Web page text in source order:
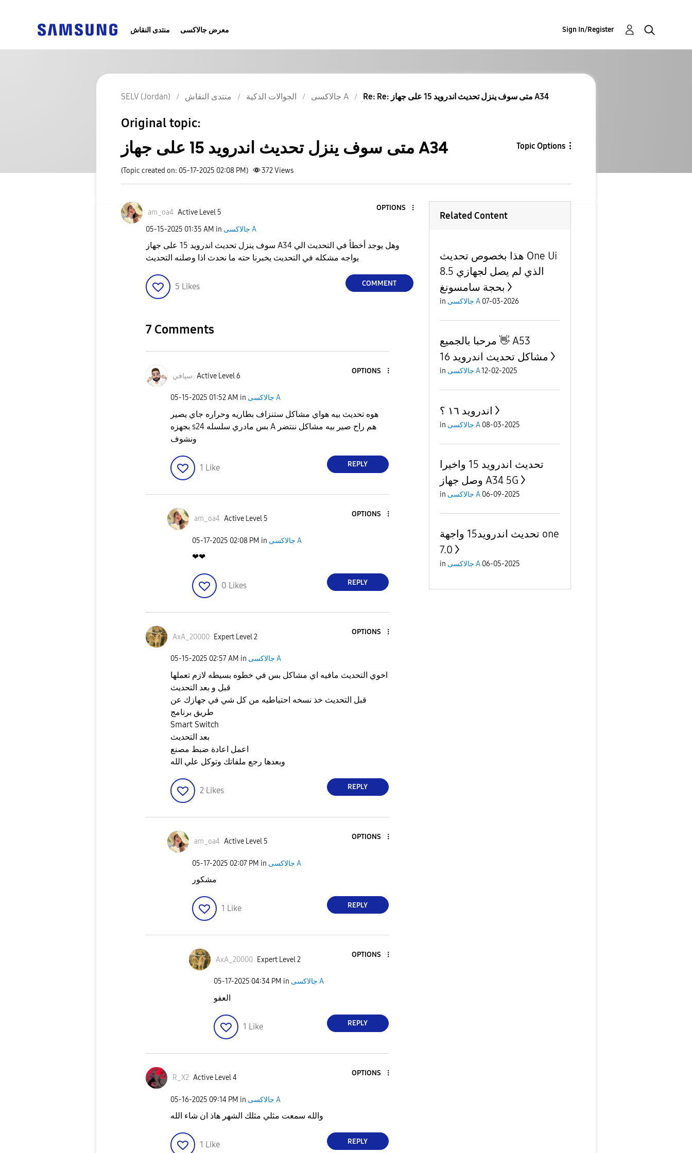
منتدى النقاش معرض جالاكسى Sign In/Register
SELV (Jordan) منتدى النقاش الجوالات الذكية جالاكسى A Re: Re: متى سوف ينزل تحديث اندرويد 15 على جهاز A34
Original topic:
متى سوف ينزل تحديث اندرويد 15 على جهاز A34 Topic Options
(Topic created on: 05-17-2025 02:08 PM) 372Views
am_oa4 Active Level 5
OPTIONS
‎05-15-2025 01:35 AM in جالاكسى A
سوف ينزل تحديث اندرويد 15 على جهاز A34 وهل يوجد أخطأ في التحديث الي
يواجه مشكله في التحديث يخبرنا حته ما نحدث اذا وصلنه التحديث
5 Likes COMMENT
7 Comments
سيافي Active Level 6
OPTIONS
‎05-15-2025 01:52 AM in جالاكسى A
هوه تحديث بيه هواي مشاكل ستنزاف بطاريه وحراره جاي يصير
بجهزه s24 بس مادري سلسله A هم راح صير بيه مشاكل ننتضر
ونشوف
1 Like REPLY
am_oa4 Active Level 5
OPTIONS
‎05-17-2025 02:08 PM in جالاكسى A
❤❤
0 Likes REPLY
AxA_20000 Expert Level 2
OPTIONS
‎05-15-2025 02:57 AM in جالاكسى A
اخوي التحديث مافيه اي مشاكل بس في خطوه بسيطه لازم تعملها
قبل و بعد التحديث
قبل التحديث خذ نسخه احتياطيه من كل شي في جهازك عن
طريق برنامج
Smart Switch
بعد التحديث
اعمل اعادة ضبط مصنع
وبعدها رجع ملفاتك وتوكل علي الله
2 Likes REPLY
am_oa4 Active Level 5
OPTIONS
‎05-17-2025 02:07 PM in جالاكسى A
مشكور
1 Like REPLY
AxA_20000 Expert Level 2
OPTIONS
‎05-17-2025 04:34 PM in جالاكسى A
العفو
1 Like REPLY
R_X2 Active Level 4
OPTIONS
‎05-16-2025 09:14 PM in جالاكسى A
والله سمعت مثلي مثلك الشهر هاذ ان شاء الله
1 Like REPLY
Related Content
هذا بخصوص تحديث One Ui
8.5 الذي لم يصل لجهازي
بحجة سامسونغ
in جالاكسى A 07-03-2026
مرحبا بالجميع 👋 A53
مشاكل تحديث اندرويد 16
in جالاكسى A12-02-2025
اندرويد ١٦ ؟
in جالاكسى A 08-03-2025
تحديث اندرويد 15 واخيرا
وصل جهاز A34 5G
in جالاكسى A 06-09-2025
تحديث اندرويد15 واجهة one
7.0
in جالاكسى A 06-05-2025